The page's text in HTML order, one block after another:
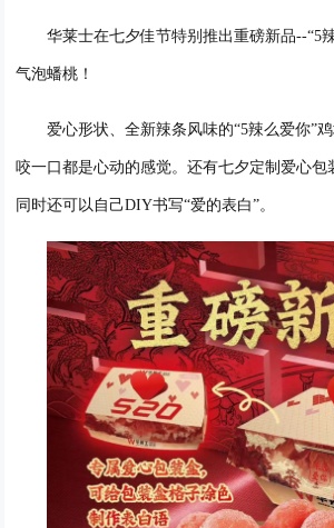
华莱士在七夕佳节特别推出重磅新品--“5
气泡蟠桃 ！
爱心形状、全新辣条风味的“5辣么爱你”
咬一口都是心动的感觉。还有七夕定制爱心包
同时还可以自己DIY书写“爱的表白”。